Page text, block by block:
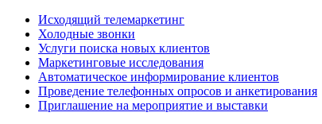
Исходящий телемаркетинг
Холодные звонки
Услуги поиска новых клиентов
Маркетинговые исследования
Автоматическое информирование клиентов
Проведение телефонных опросов и анкетирования
Приглашение на мероприятие и выставки